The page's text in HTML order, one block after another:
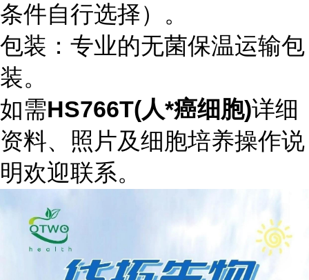
条件自行选择）。
包装：专业的无菌保温运输包
装。
如需HS766T(人*癌细胞)详细
资料、照片及细胞培养操作说
明欢迎联系。